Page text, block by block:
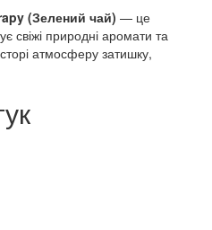
(Зелений чай) — це
свіжі природні аромати та
атмосферу затишку,